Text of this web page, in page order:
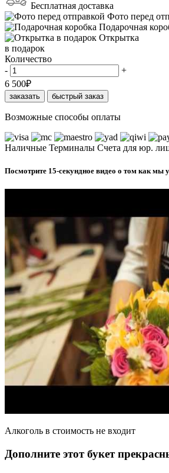
Бесплатная доставка
Фото перед
Подарочная
Открытка
в подарок
Количество
-
+
6 500₽
заказать быстрый заказ
Возможные способы оплаты
Наличные Терминалы Счета для юр.
Посмотрите 15-секундное видео о том как мы
Алкоголь в стоимость не входит
Дополните этот букет